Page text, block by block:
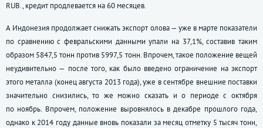
RUB., кредит продлевается на 60 месяцев.
А Индонезия продолжает снижать экспорт олова — уже в марте показатели
по сравнению с февральскими данными упали на 37,1%, составив таким
образом 5847,5 тонн против 5997,5 тонн. Впрочем, такое положение вещей
неудивительно — после того, как было введено ограничение на экспорт
этого металла (конец августа 2013 года), уже в сентябре внешние поставки
значительно снизились, то же можно сказать и о периоде с октября
по ноябрь. Впрочем, положение выровнялось в декабре прошлого года,
однако к 2014 году данные вновь показали за месяц отметку 5 тысяч тонн,